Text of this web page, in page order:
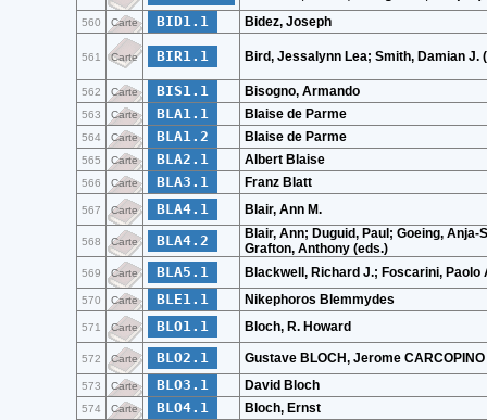
560 Carte BID1.1 Bidez, Joseph
561 Carte BIR1.1 Bird, Jessalynn Lea; Smith, Damian J.
562 Carte BIS1.1 Bisogno, Armando
563 Carte BLA1.1 Blaise de Parme
564 Carte BLA1.2 Blaise de Parme
565 Carte BLA2.1 Albert Blaise
566 Carte BLA3.1 Franz Blatt
567 Carte BLA4.1 Blair, Ann M.
568 Carte BLA4.2
Blair, Ann; Duguid, Paul; Goeing, Anja-
Grafton, Anthony (eds.)
569 Carte BLA5.1 Blackwell, Richard J.; Foscarini, Paolo
570 Carte BLE1.1 Nikephoros Blemmydes
571 Carte BLO1.1 Bloch, R. Howard
572 Carte BLO2.1 Gustave BLOCH, Jerome CARCOPINO
573 Carte BLO3.1 David Bloch
574 Carte BLO4.1 Bloch, Ernst